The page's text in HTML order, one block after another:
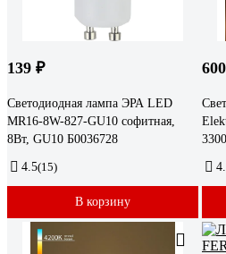
139 ₽
Светодиодная лампа ЭРА LED
MR16-8W-827-GU10 софитная,
8Вт, GU10 Б0036728
4.5(15)
В корзину